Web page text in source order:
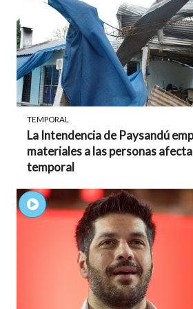
TEMPORAL
La Intendencia de Paysandú
materiales a las personas
temporal